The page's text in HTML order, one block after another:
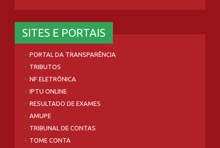
SITES E PORTAIS
PORTAL DA TRANSPARÊNCIA
TRIBUTOS
NF ELETRÔNICA
IPTU ONLINE
RESULTADO DE EXAMES
AMUPE
TRIBUNAL DE CONTAS
TOME CONTA